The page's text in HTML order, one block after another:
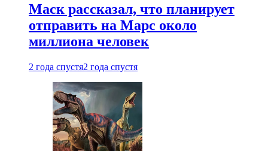
Маск рассказал, что планирует
отправить на Марс около
миллиона человек
2 года спустя2 года спустя